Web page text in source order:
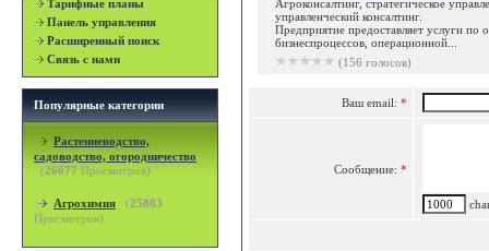
Тарифные планы
Панель управления
Расширенный поиск
Связь с нами
Популярные категории
Растениеводство,
садоводство, огородничество
(26077 Просмотров)
Агрохимия (25803
Просмотров)
Агроконсалтинг, стратегическое
управленческий консалтинг.
Предприятие предоставляет услуги по
бизнеспроцессов, операционной...
(156 голосов)
Ваш email: *
Сообщение: *